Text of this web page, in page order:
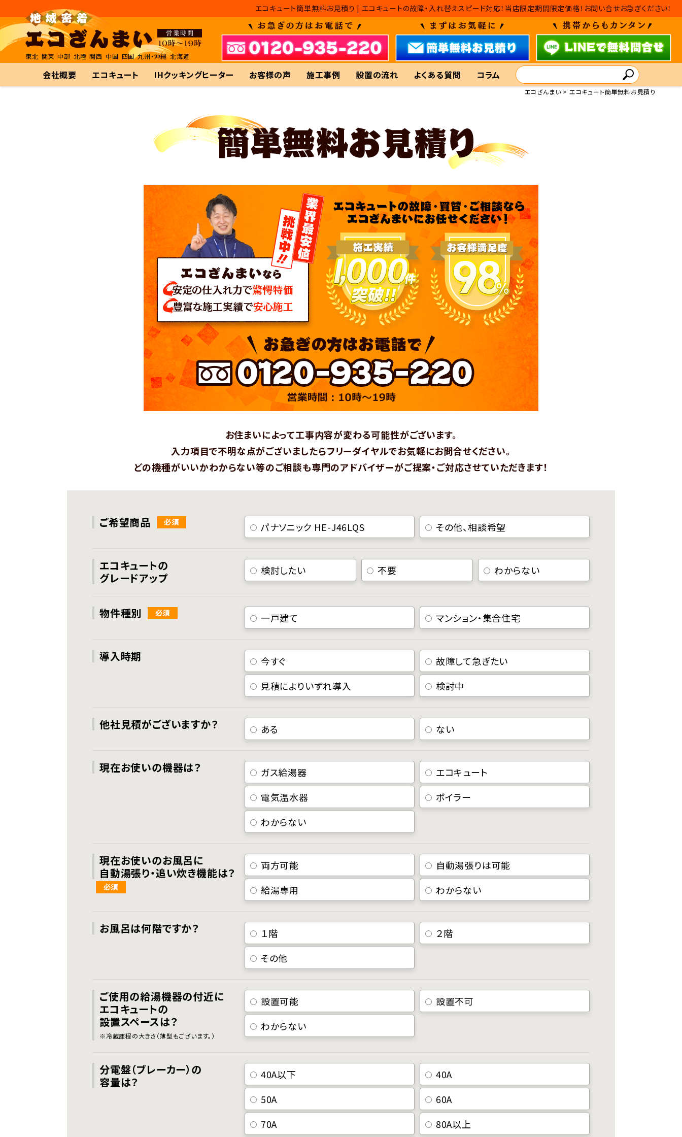
エコキュート簡単無料お見積り | エコキュートの故障・入れ替えスピード対応！当店限定期間限定価格！お問い合せお急ぎください！
東北 関東 中部 北陸 関西 中国 四国 九州・沖縄 北海道
会社概要 エコキュート IHクッキングヒーター お客様の声 施工事例 設置の流れ よくある質問 コラム
エコざんまい エコキュート簡単無料お見積り
お住まいによって工事内容が変わる可能性がございます。
入力項目で不明な点がございましたらフリーダイヤルでお気軽にお問合せください。
どの機種がいいかわからない等のご相談も専門のアドバイザーがご提案・ご対応させていただきます！
ご希望商品 パナソニック HE-J46LQS その他、相談希望
エコキュートの
グレードアップ
検討したい 不要 わからない
物件種別 一戸建て マンション・集合住宅
導入時期 今すぐ
故障して急ぎたい
見積によりいずれ導入
検討中
他社見積がございますか？ ある ない
現在お使いの機器は？ ガス給湯器
エコキュート
電気温水器
ボイラー
わからない
現在お使いのお風呂に
自動湯張り・追い炊き機能は？
両方可能
自動湯張りは可能
給湯専用
わからない
お風呂は何階ですか？ １階
２階
その他
ご使用の給湯機器の付近に
エコキュートの
設置スペースは？
※冷蔵庫程の大きさ（薄型もございます。）
設置可能
設置不可
わからない
分電盤（ブレーカー）の
容量は？
40A以下
40A
50A
60A
70A
80A以上